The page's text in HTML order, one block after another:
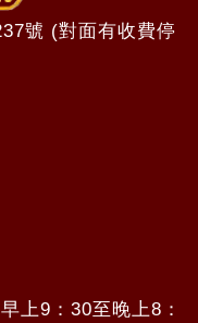
號 (對面有收費停
上9：30至晚上8：